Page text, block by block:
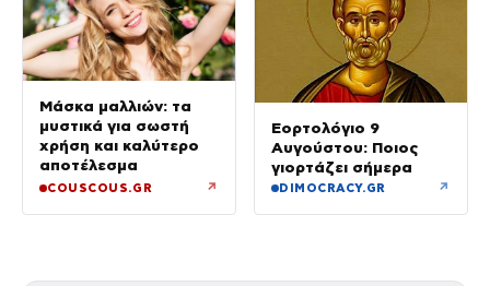
Μάσκα μαλλιών: τα
μυστικά για σωστή
χρήση και καλύτερο
αποτέλεσμα
COUSCOUS.GR ↗
Εορτολόγιο 9
Αυγούστου: Ποιος
γιορτάζει σήμερα
DIMOCRACY.GR ↗